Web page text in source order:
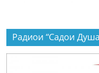
Радиои “Садои